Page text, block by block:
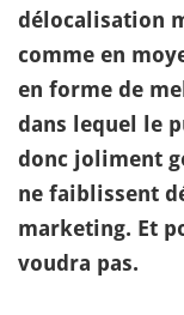
délocalisation
comme en
en forme de
dans lequel le
donc joliment
ne faiblissent
marketing. Et
voudra pas.